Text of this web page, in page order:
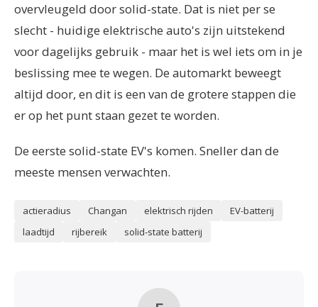
overvleugeld door solid-state. Dat is niet per se
slecht - huidige elektrische auto's zijn uitstekend
voor dagelijks gebruik - maar het is wel iets om in je
beslissing mee te wegen. De automarkt beweegt
altijd door, en dit is een van de grotere stappen die
er op het punt staan gezet te worden.
De eerste solid-state EV's komen. Sneller dan de
meeste mensen verwachten.
actieradius Changan elektrisch rijden
EV-batterij
laadtijd
rijbereik solid-state batterij